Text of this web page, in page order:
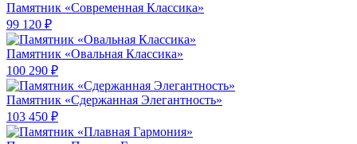
Памятник «Современная Классика»
99 120 ₽
Памятник «Овальная Классика»
100 290 ₽
Памятник «Сдержанная Элегантность»
103 450 ₽